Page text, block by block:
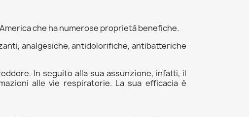
che ha numerose proprietà benefiche.
analgesiche, antidolorifiche, antibatteriche
In seguito alla sua assunzione, infatti, il
alle vie respiratorie. La sua efficacia è